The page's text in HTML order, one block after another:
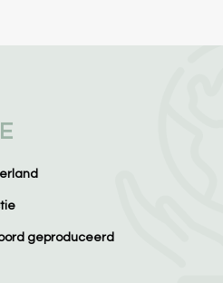
geproduceerd